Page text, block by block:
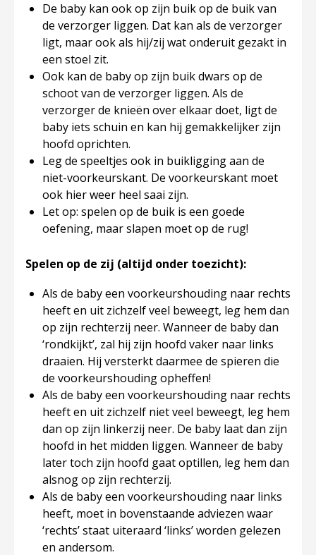
De baby kan ook op zijn buik op de buik van
de verzorger liggen. Dat kan als de verzorger
ligt, maar ook als hij/zij wat onderuit gezakt in
een stoel zit.
Ook kan de baby op zijn buik dwars op de
schoot van de verzorger liggen. Als de
verzorger de knieën over elkaar doet, ligt de
baby iets schuin en kan hij gemakkelijker zijn
hoofd oprichten.
Leg de speeltjes ook in buikligging aan de
niet-voorkeurskant. De voorkeurskant moet
ook hier weer heel saai zijn.
Let op: spelen op de buik is een goede
oefening, maar slapen moet op de rug!
Spelen op de zij (altijd onder toezicht):
Als de baby een voorkeurshouding naar rechts
heeft en uit zichzelf veel beweegt, leg hem dan
op zijn rechterzij neer. Wanneer de baby dan
‘rondkijkt’, zal hij zijn hoofd vaker naar links
draaien. Hij versterkt daarmee de spieren die
de voorkeurshouding opheffen!
Als de baby een voorkeurshouding naar rechts
heeft en uit zichzelf niet veel beweegt, leg hem
dan op zijn linkerzij neer. De baby laat dan zijn
hoofd in het midden liggen. Wanneer de baby
later toch zijn hoofd gaat optillen, leg hem dan
alsnog op zijn rechterzij.
Als de baby een voorkeurshouding naar links
heeft, moet in bovenstaande adviezen waar
‘rechts’ staat uiteraard ‘links’ worden gelezen
en andersom.